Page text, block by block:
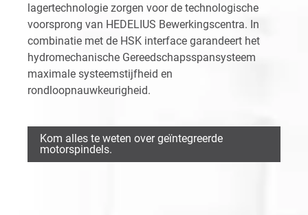
lagertechnologie zorgen voor de technologische
voorsprong van HEDELIUS Bewerkingscentra. In
combinatie met de HSK interface garandeert het
hydromechanische Gereedschapsspansysteem
maximale systeemstijfheid en
rondloopnauwkeurigheid.
Kom alles te weten over geïntegreerde
motorspindels.